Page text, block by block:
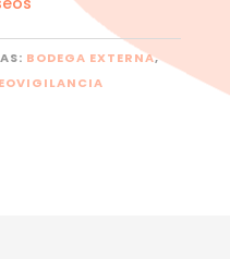
BODEGA EXTERNA,